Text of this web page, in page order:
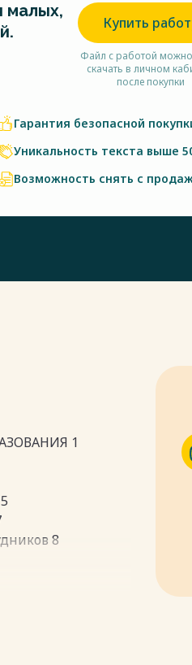
малых,
Купить
Файл с работой можно
скачать в личном
после покупки
Гарантия безопасной
Уникальность текста выше
Возможность снять с
1
8